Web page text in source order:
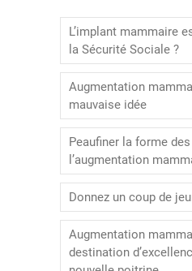
L’implant mammaire
la Sécurité Sociale ?
Augmentation
mauvaise idée
Peaufiner la forme
l’augmentation
Donnez un coup de
Augmentation
destination